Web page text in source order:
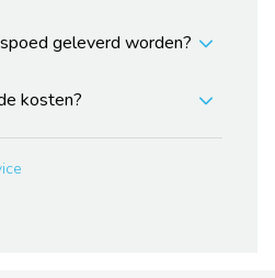
geleverd worden?
kosten?